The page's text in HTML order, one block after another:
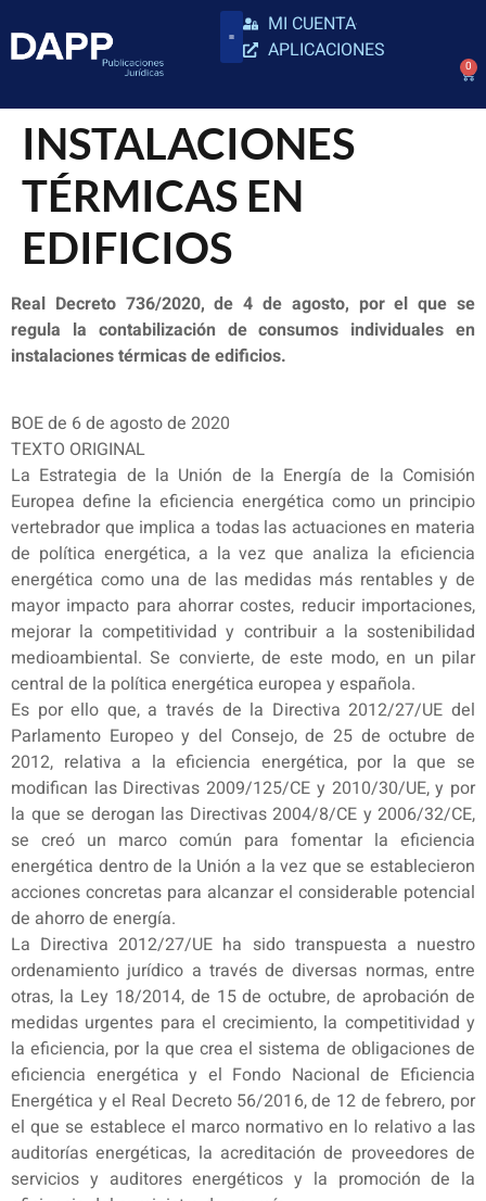
MI CUENTA
APLICACIONES
0
INSTALACIONES
TÉRMICAS EN
EDIFICIOS
Real Decreto 736/2020, de 4 de agosto, por el que se
regula la contabilización de consumos individuales en
instalaciones térmicas de edificios.
BOE de 6 de agosto de 2020
TEXTO ORIGINAL
La Estrategia de la Unión de la Energía de la Comisión
Europea define la eficiencia energética como un principio
vertebrador que implica a todas las actuaciones en materia
de política energética, a la vez que analiza la eficiencia
energética como una de las medidas más rentables y de
mayor impacto para ahorrar costes, reducir importaciones,
mejorar la competitividad y contribuir a la sostenibilidad
medioambiental. Se convierte, de este modo, en un pilar
central de la política energética europea y española.
Es por ello que, a través de la Directiva 2012/27/UE del
Parlamento Europeo y del Consejo, de 25 de octubre de
2012, relativa a la eficiencia energética, por la que se
modifican las Directivas 2009/125/CE y 2010/30/UE, y por
la que se derogan las Directivas 2004/8/CE y 2006/32/CE,
se creó un marco común para fomentar la eficiencia
energética dentro de la Unión a la vez que se establecieron
acciones concretas para alcanzar el considerable potencial
de ahorro de energía.
La Directiva 2012/27/UE ha sido transpuesta a nuestro
ordenamiento jurídico a través de diversas normas, entre
otras, la Ley 18/2014, de 15 de octubre, de aprobación de
medidas urgentes para el crecimiento, la competitividad y
la eficiencia, por la que crea el sistema de obligaciones de
eficiencia energética y el Fondo Nacional de Eficiencia
Energética y el Real Decreto 56/2016, de 12 de febrero, por
el que se establece el marco normativo en lo relativo a las
auditorías energéticas, la acreditación de proveedores de
servicios y auditores energéticos y la promoción de la